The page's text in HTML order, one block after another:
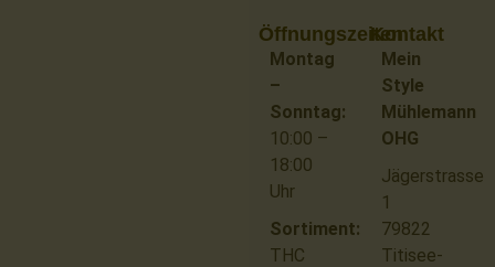
Kontakt
Mein
Style
Mühlemann
OHG
Jägerstrasse
1
79822
Titisee-
Öffnungszeiten
Montag
–
Sonntag:
10:00 –
18:00
Uhr
Sortiment:
THC